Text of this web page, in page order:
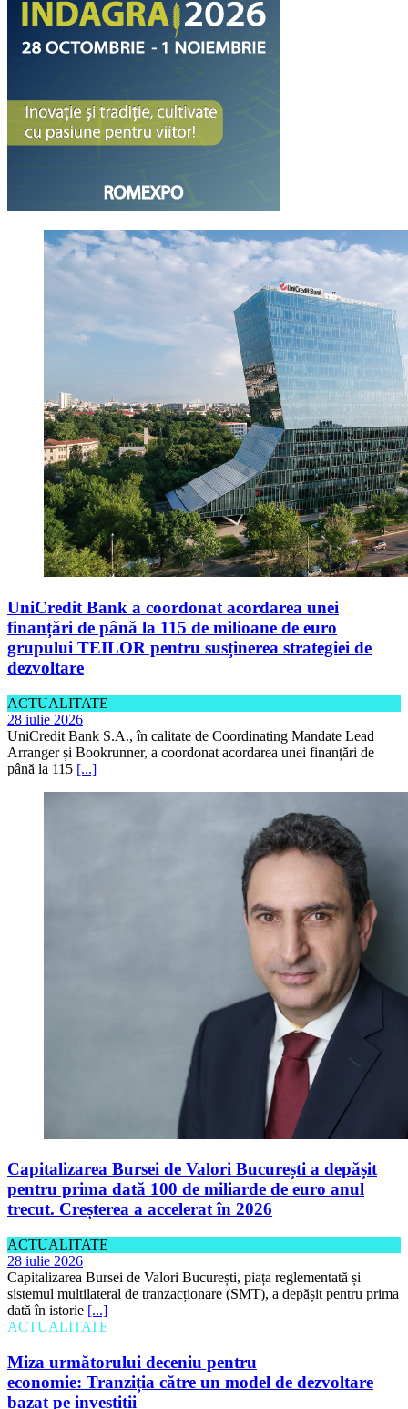
UniCredit Bank a coordonat acordarea unei
finanțări de până la 115 de milioane de euro
grupului TEILOR pentru susținerea strategiei de
dezvoltare
ACTUALITATE
28 iulie 2026
UniCredit Bank S.A., în calitate de Coordinating Mandate Lead
Arranger și Bookrunner, a coordonat acordarea unei finanțări de
până la 115 [...]
Capitalizarea Bursei de Valori București a depășit
pentru prima dată 100 de miliarde de euro anul
trecut. Creșterea a accelerat în 2026
ACTUALITATE
28 iulie 2026
Capitalizarea Bursei de Valori București, piața reglementată și
sistemul multilateral de tranzacționare (SMT), a depășit pentru prima
dată în istorie [...]
ACTUALITATE
Miza următorului deceniu pentru
economie: Tranziția către un model de dezvoltare
bazat pe investiții